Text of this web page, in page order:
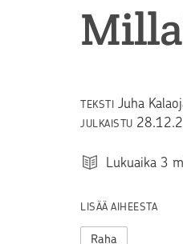
TEKSTI Juha
JULKAISTU
Lukuaika 3
LISÄÄ AIHEESTA
Raha